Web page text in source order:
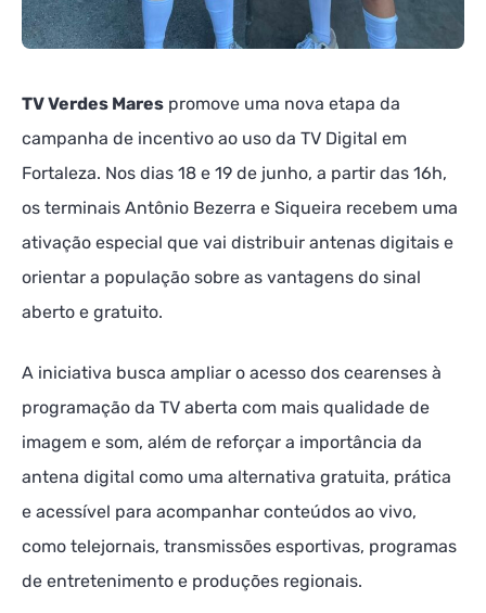
TV Verdes Mares promove uma nova etapa da
campanha de incentivo ao uso da TV Digital em
Fortaleza. Nos dias 18 e 19 de junho, a partir das 16h,
os terminais Antônio Bezerra e Siqueira recebem uma
ativação especial que vai distribuir antenas digitais e
orientar a população sobre as vantagens do sinal
aberto e gratuito.
A iniciativa busca ampliar o acesso dos cearenses à
programação da TV aberta com mais qualidade de
imagem e som, além de reforçar a importância da
antena digital como uma alternativa gratuita, prática
e acessível para acompanhar conteúdos ao vivo,
como telejornais, transmissões esportivas, programas
de entretenimento e produções regionais.